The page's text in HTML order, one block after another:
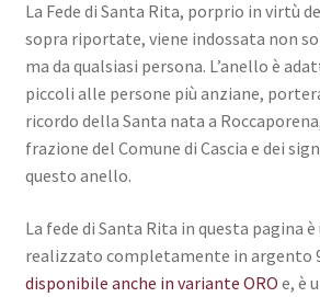
La Fede di Santa Rita, porprio in virtù
sopra riportate, viene indossata non
ma da qualsiasi persona. L’anello è
piccoli alle persone più anziane,
ricordo della Santa nata a
frazione del Comune di Cascia e dei
questo anello.
La fede di Santa Rita in questa pagina
realizzato completamente in argento
disponibile anche in variante ORO e, è